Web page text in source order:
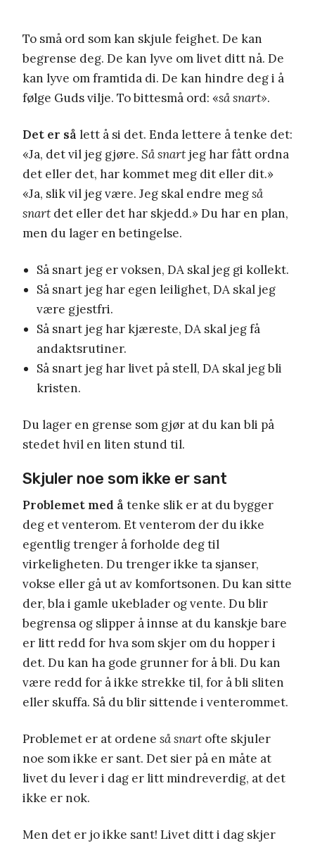
To små ord som kan skjule feighet. De kan
begrense deg. De kan lyve om livet ditt nå. De
kan lyve om framtida di. De kan hindre deg i å
følge Guds vilje. To bittesmå ord: «så snart».
Det er så lett å si det. Enda lettere å tenke det:
«Ja, det vil jeg gjøre. Så snart jeg har fått ordna
det eller det, har kommet meg dit eller dit.»
«Ja, slik vil jeg være. Jeg skal endre megså
snart det eller det har skjedd.» Du har en plan,
men du lager en betingelse.
Så snart jeg er voksen, DA skal jeg gi kollekt.
Så snart jeg har egen leilighet, DA skal jeg
være gjestfri.
Så snart jeg har kjæreste, DA skal jeg få
andaktsrutiner.
Så snart jeg har livet på stell, DA skal jeg bli
kristen.
Du lager en grense som gjør at du kan bli på
stedet hvil en liten stund til.
Skjuler noe som ikke er sant
Problemet med å tenke slik er at du bygger
deg et venterom. Et venterom der du ikke
egentlig trenger å forholde deg til
virkeligheten. Du trenger ikke ta sjanser,
vokse eller gå ut av komfortsonen. Du kan sitte
der, bla i gamle ukeblader og vente. Du blir
begrensa og slipper å innse at du kanskje bare
er litt redd for hva som skjer om du hopper i
det. Du kan ha gode grunner for å bli. Du kan
være redd for å ikke strekke til, for å bli sliten
eller skuffa. Så du blir sittende i venterommet.
Problemet er at ordene så snart ofte skjuler
noe som ikke er sant. Det sier på en måte at
livet du lever i dag er litt mindreverdig, at det
ikke er nok.
Men det er jo ikke sant! Livet ditt i dag skjer